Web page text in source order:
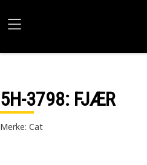
5H-3798: FJÆR
Merke: Cat